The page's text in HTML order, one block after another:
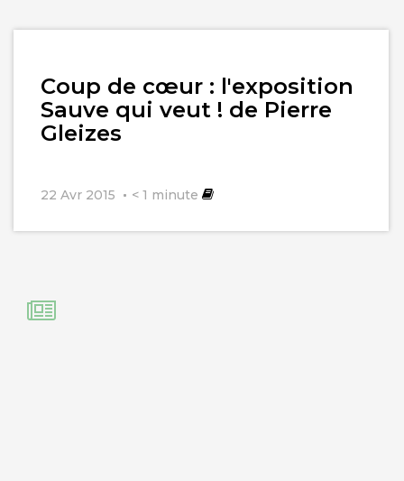
Coup de cœur : l'exposition
Sauve qui veut ! de Pierre
Gleizes
22 Avr 2015 < 1 minute
l'article